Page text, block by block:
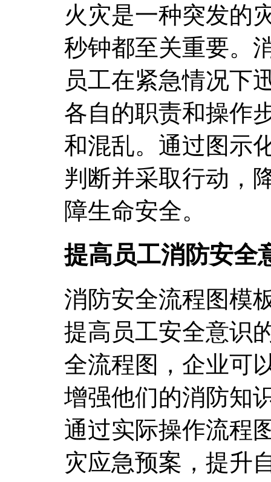
火灾是一种突发的
秒钟都至关重要。
员工在紧急情况下
各自的职责和操作
和混乱。通过图示
判断并采取行动，
障生命安全。
提高员工消防安全
消防安全流程图模
提高员工安全意识
全流程图，企业可
增强他们的消防知
通过实际操作流程
灾应急预案，提升